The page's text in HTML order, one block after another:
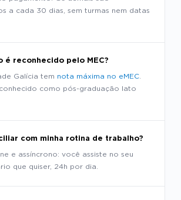
a cada 30 dias, sem turmas nem datas
é reconhecido pelo MEC?
Galícia tem nota máxima no eMEC.
como pós-graduação lato
com minha rotina de trabalho?
e assíncrono: você assiste no seu
que quiser, 24h por dia.